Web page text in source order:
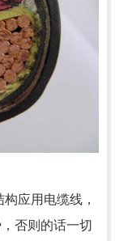
应用电缆线，
否则的话一切